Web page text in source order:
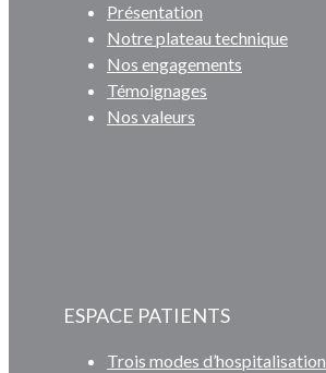
Présentation
Notre plateau technique
Nos engagements
Témoignages
Nos valeurs
ESPACE PATIENTS
Trois modes d’hospitalisation